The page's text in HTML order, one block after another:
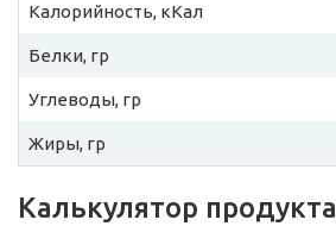
Калорийность, кКал
Белки, гр
Углеводы, гр
Жиры, гр
Калькулятор продукта